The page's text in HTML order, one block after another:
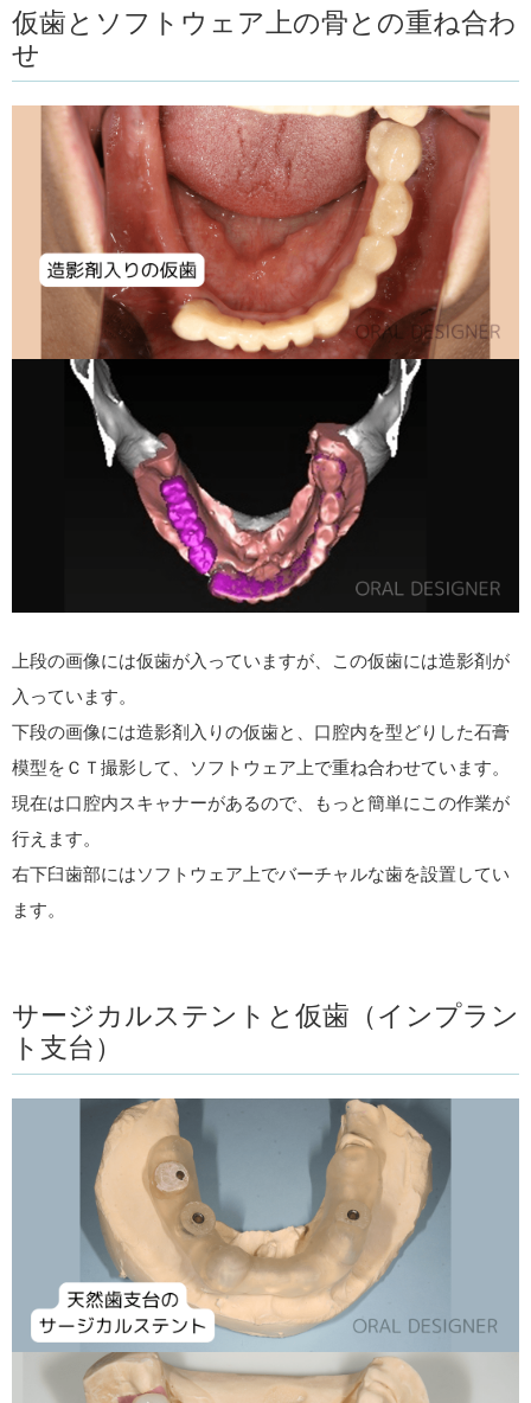
仮歯とソフトウェア上の骨との重ね合わ
せ
上段の画像には仮歯が入っていますが、この仮歯には造影剤が
入っています。
下段の画像には造影剤入りの仮歯と、口腔内を型どりした石膏
模型をＣＴ撮影して、ソフトウェア上で重ね合わせています。
現在は口腔内スキャナーがあるので、もっと簡単にこの作業が
行えます。
右下臼歯部にはソフトウェア上でバーチャルな歯を設置してい
ます。
サージカルステントと仮歯（インプラン
ト支台）